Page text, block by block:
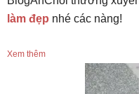
làm đẹp nhé các nàng!
Xem thêm